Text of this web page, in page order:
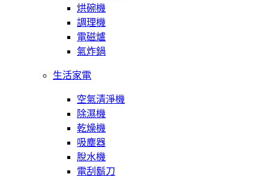
烘碗機
調理機
電磁爐
氣炸鍋
生活家電
空氣清淨機
除濕機
乾燥機
吸塵器
脫水機
電刮鬍刀